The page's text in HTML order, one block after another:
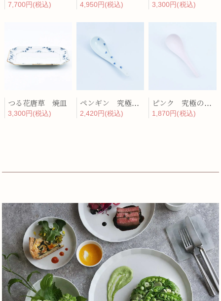
7,700円(税込) 4,950円(税込) 3,300円(税込)
つる花唐草 焼皿
3,300円(税込)
ペンギン 究極のレンゲ
2,420円(税込)
ピンク 究極のレンゲ
1,870円(税込)